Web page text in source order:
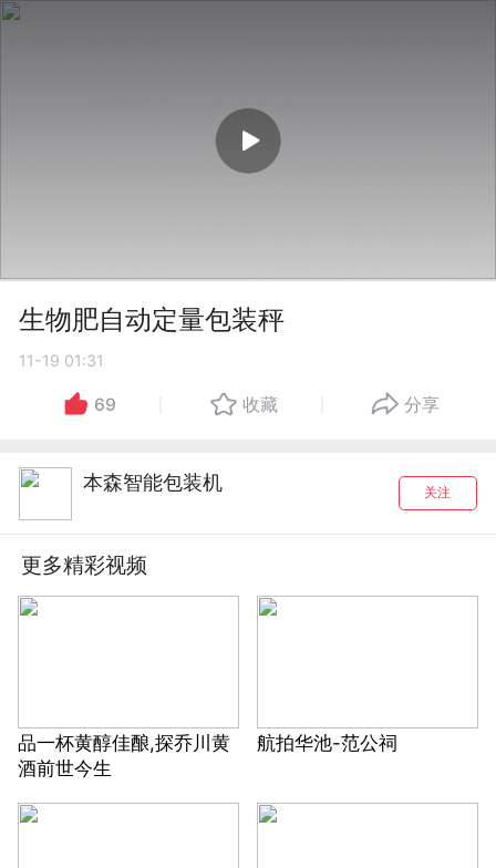
生物肥自动定量包装秤
11-19 01:31
69 收藏 分享
本森智能包装机 关注
更多精彩视频
品一杯黄醇佳酿,探乔川黄
酒前世今生
航拍华池-范公祠